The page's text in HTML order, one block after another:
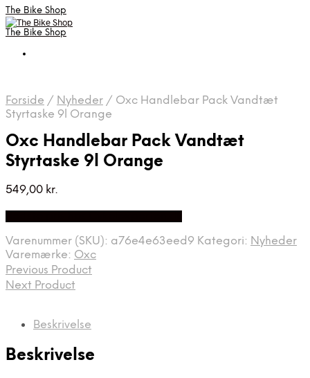
The Bike Shop
The Bike Shop
Forside / Nyheder / Oxc Handlebar Pack Vandtæt
Styrtaske 9l Orange
Oxc Handlebar Pack Vandtæt
Styrtaske 9l Orange
549,00 kr.
Varenummer (SKU): a76e4e63eed9 Kategori: Nyheder
Varemærke: Oxc
Previous Product
Next Product
Beskrivelse
Beskrivelse